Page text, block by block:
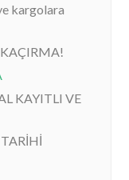
kargolara
KAYITLI VE